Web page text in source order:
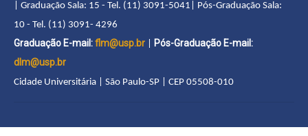
| Graduação Sala: 15 - Tel. (11) 3091-5041| Pós-Graduação Sala:
10 - Tel. (11) 3091- 4296
Graduação E-mail:flm@usp.br
Pós-Graduação E-mail:
dlm@usp.br
Cidade Universitária | São Paulo-SP | CEP 05508-010